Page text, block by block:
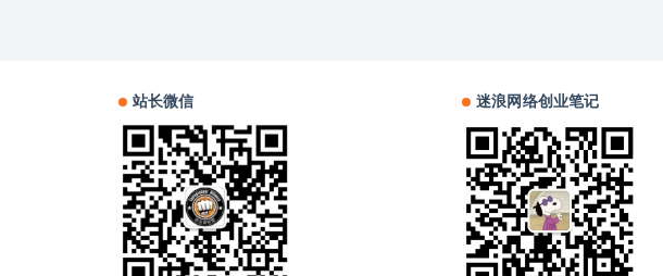
站长微信 迷浪网络创业笔记